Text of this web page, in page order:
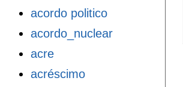
acordo politico
acordo_nuclear
acre
acréscimo